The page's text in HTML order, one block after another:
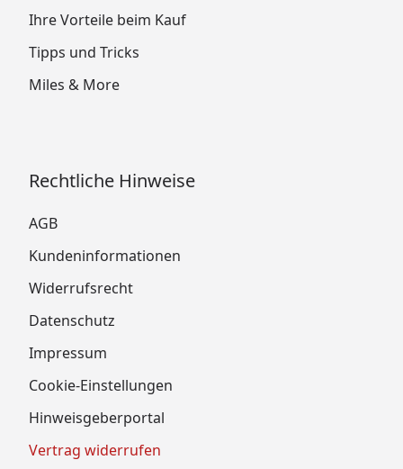
Ihre Vorteile beim Kauf
Tipps und Tricks
Miles & More
Rechtliche Hinweise
AGB
Kundeninformationen
Widerrufsrecht
Datenschutz
Impressum
Cookie-Einstellungen
Hinweisgeberportal
Vertrag widerrufen